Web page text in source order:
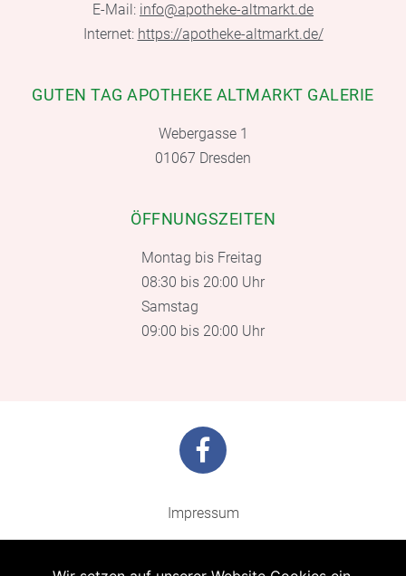
E-Mail: info@apotheke-altmarkt.de
Internet: https://apotheke-altmarkt.de/
GUTEN TAG APOTHEKE ALTMARKT GALERIE
Webergasse 1
01067 Dresden
ÖFFNUNGSZEITEN
Montag bis Freitag
08:30 bis 20:00 Uhr
Samstag
09:00 bis 20:00 Uhr
Impressum